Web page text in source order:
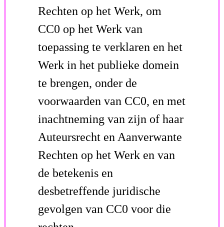
Rechten op het Werk, om
CC0 op het Werk van
toepassing te verklaren en het
Werk in het publieke domein
te brengen, onder de
voorwaarden van CC0, en met
inachtneming van zijn of haar
Auteursrecht en Aanverwante
Rechten op het Werk en van
de betekenis en
desbetreffende juridische
gevolgen van CC0 voor die